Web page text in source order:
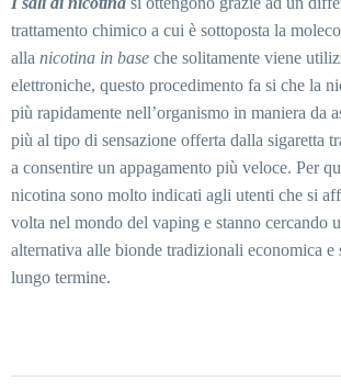
trattamento chimico a cui è sottoposta la
alla nicotina in base che solitamente viene
elettroniche, questo procedimento fa si che la
più rapidamente nell’organismo in maniera da
più al tipo di sensazione offerta dalla sigaretta
a consentire un appagamento più veloce. Per
nicotina sono molto indicati agli utenti che si
volta nel mondo del vaping e stanno cercando
alternativa alle bionde tradizionali economica e
lungo termine.